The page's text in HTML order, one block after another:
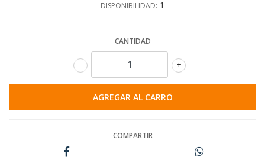
DISPONIBILIDAD: 1
CANTIDAD
+
-
COMPARTIR